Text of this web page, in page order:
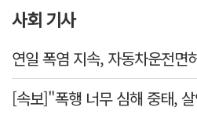
사회 기사